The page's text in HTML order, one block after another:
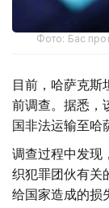
Фото: Бас
目前，哈萨克斯
前调查。据悉，
国非法运输至哈
调查过程中发现
织犯罪团伙有关
给国家造成的损